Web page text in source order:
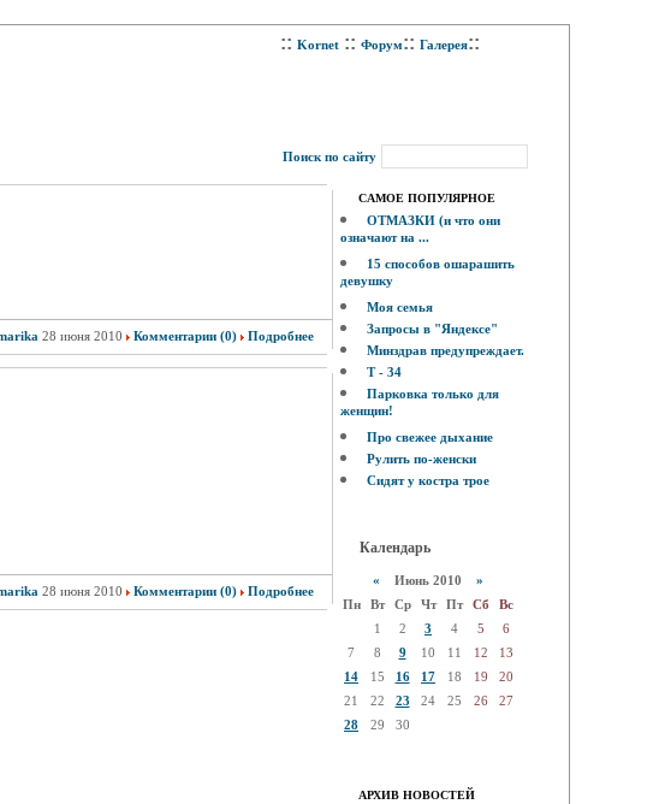
:: Kornet :: Форум:: Галерея::
Поиск по сайту
28 июня 2010 Комментарии (0) Подробнее
28 июня 2010 Комментарии (0) Подробнее
САМОЕ ПОПУЛЯРНОЕ
ОТМАЗКИ (и что они
означают на ...
15 способов ошарашить
девушку
Моя семья
Запросы в "Яндексе"
Минздрав предупреждает.
Т - 34
Парковка только для
женщин!
Про свежее дыхание
Рулить по-женски
Сидят у костра трое
Календарь
« Июнь 2010 »
Пн
Вт Ср Чт Пт Сб
Вс
1
2 3 4 5
6
7
8 9 10 11 12
13
14
15 16 17 18 19
20
21
22 23 24 25 26
27
28
29 30
АРХИВ НОВОСТЕЙ